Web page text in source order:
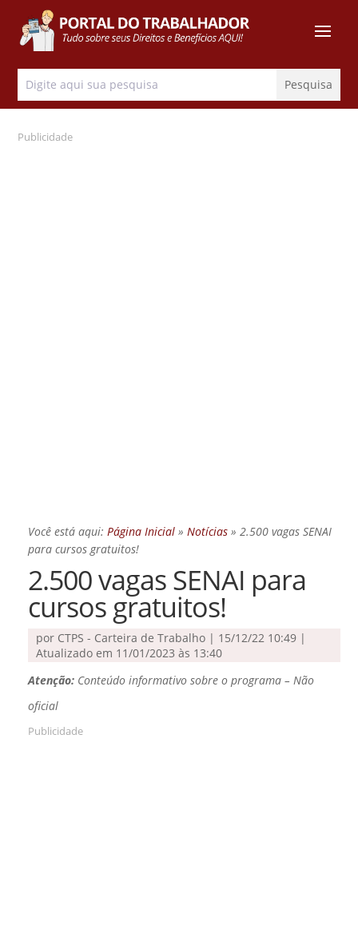
Publicidade
Você está aqui: Página Inicial» Notícias» 2.500 vagas SENAI
para cursos gratuitos!
2.500 vagas SENAI para
cursos gratuitos!
por CTPS - Carteira de Trabalho| 15/12/22 10:49 |
Atualizado em 11/01/2023 às 13:40
Atenção:Conteúdo informativo sobre o programa – Não
oficial
Publicidade